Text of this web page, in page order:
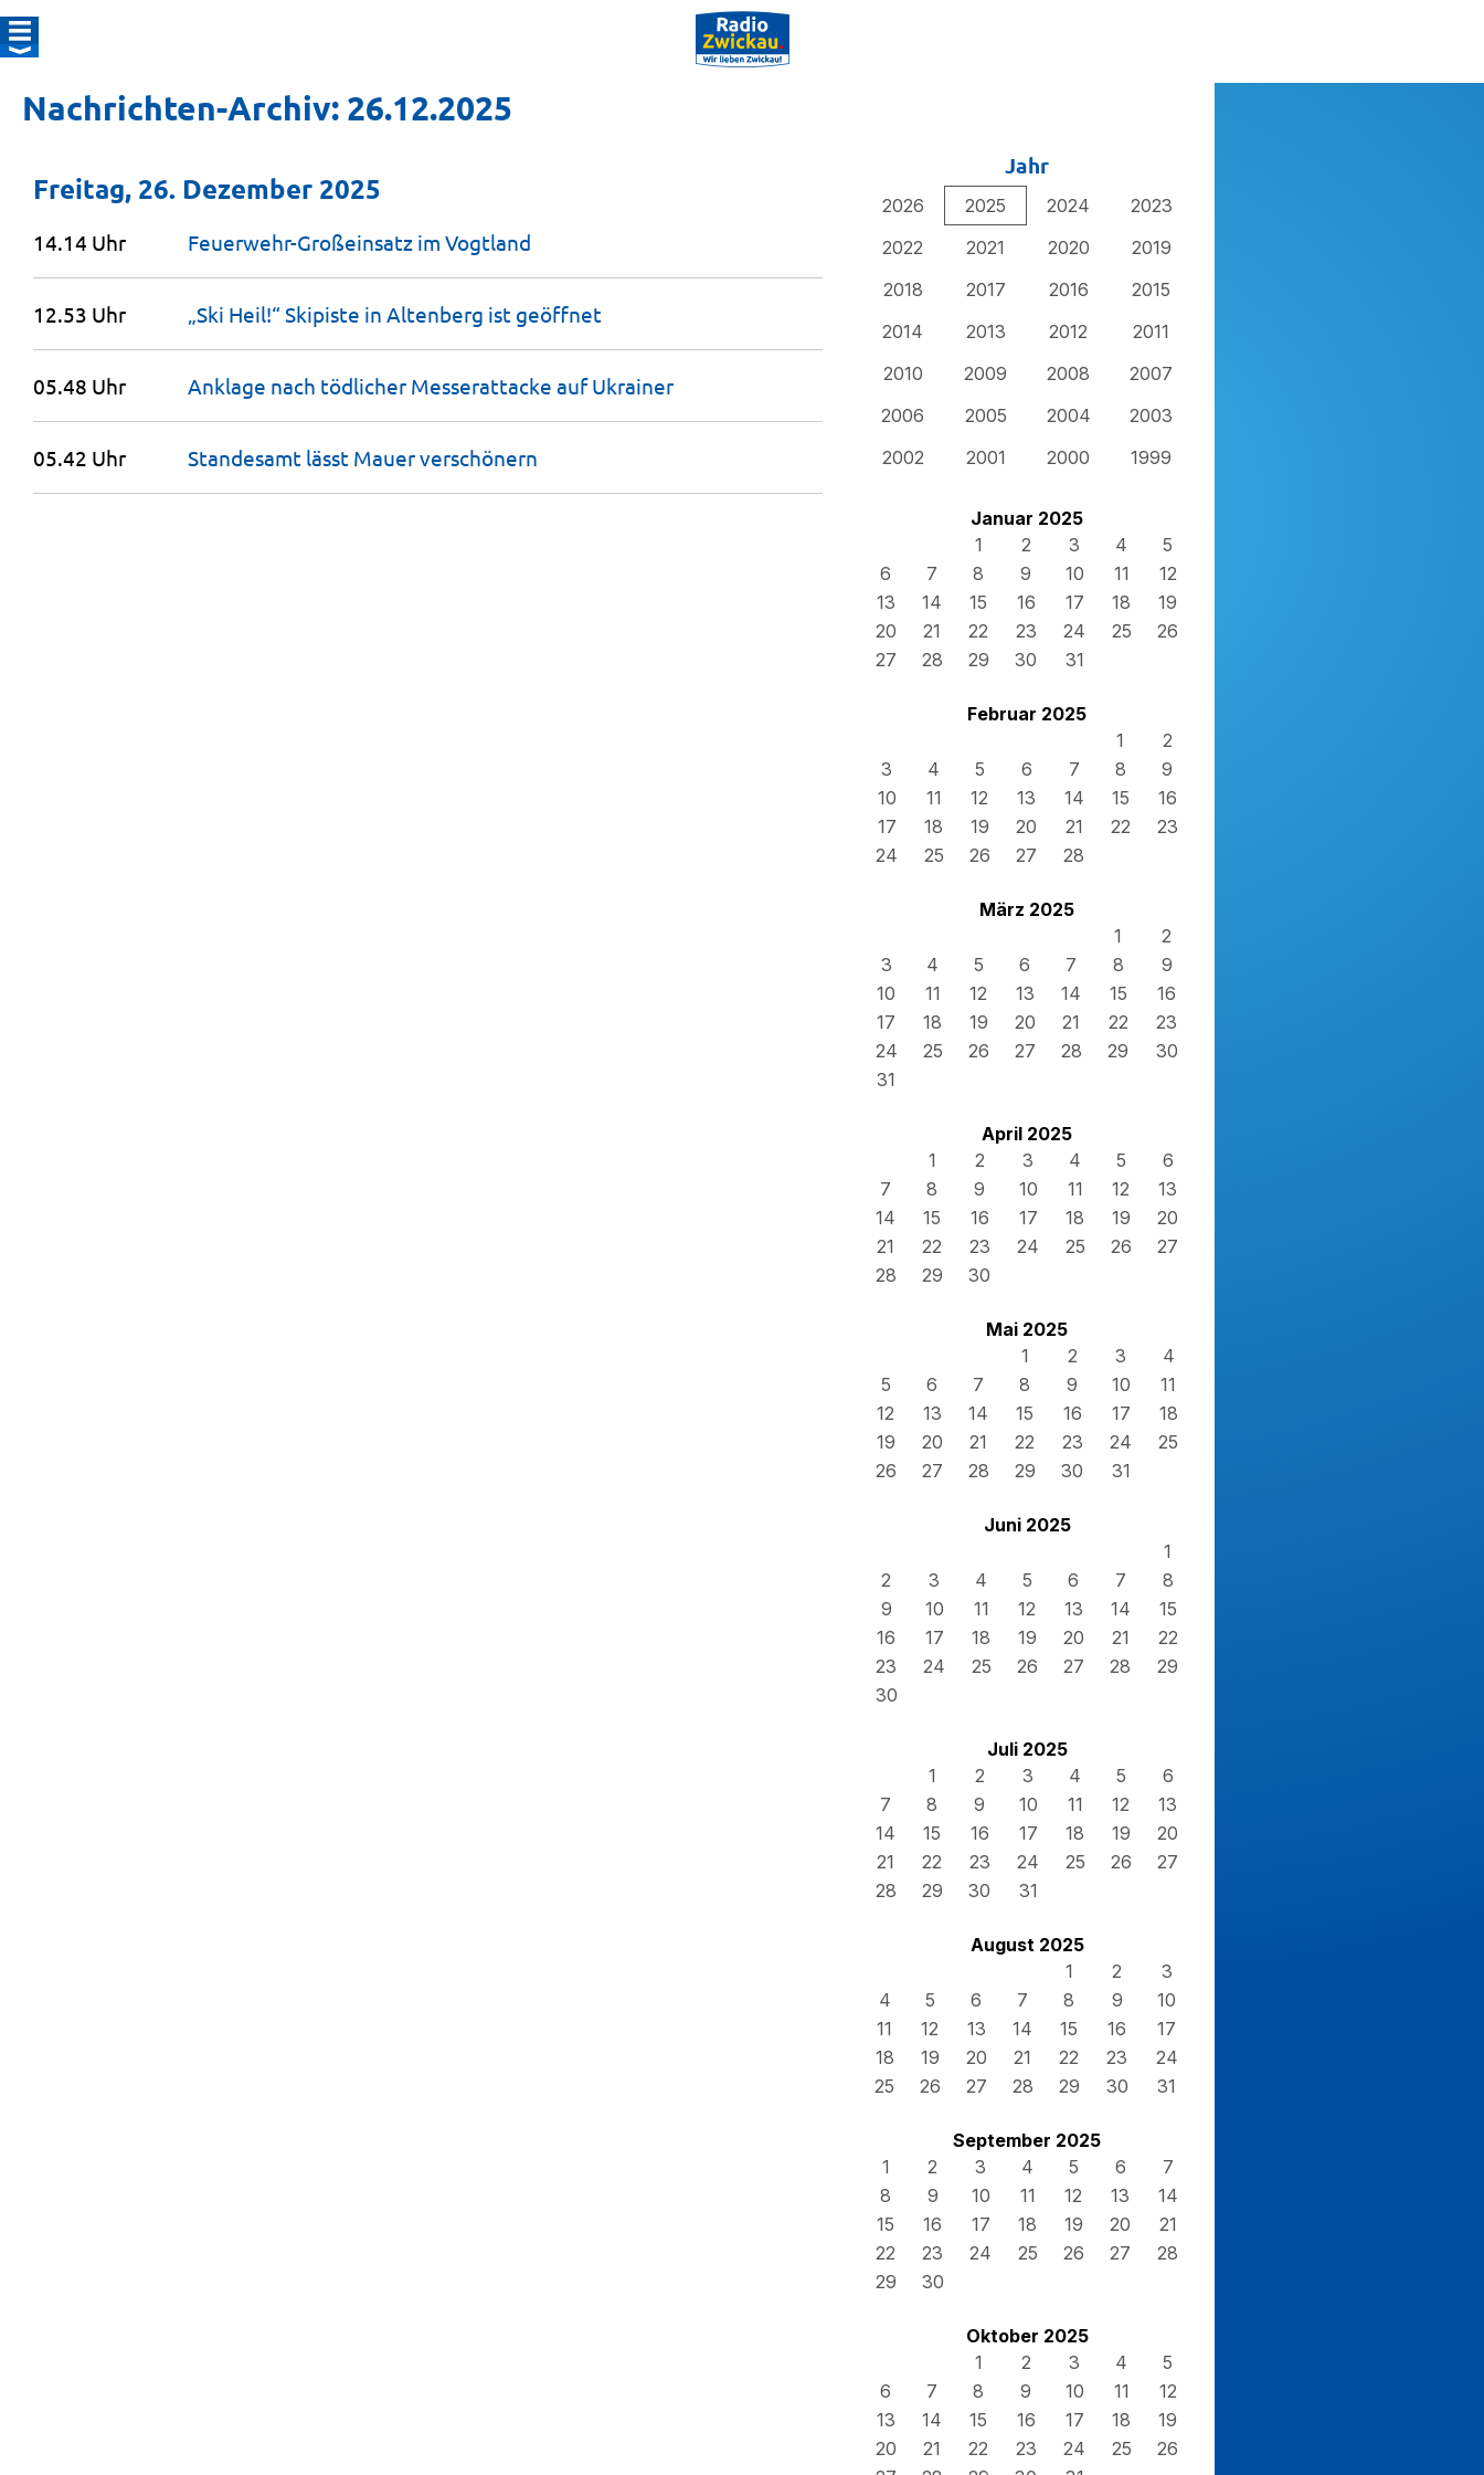
Nachrichten-Archiv: 26.12.2025
Jahr
2026 2025 2024
2023
2022
2021 2020
2019
2018
2017 2016
2015
2014
2013 2012
2011
2010
2009 2008
2007
2006
2005 2004
2003
2002
2001 2000 1999
Januar 2025
1
2 3 4
5
6
7 8 9 10 11
12
13
14 15 16 17 18
19
20
21 22 23 24 25
26
27
28 29 30 31
Februar 2025
1
2
3
4 5 6 7 8
9
10
11 12 13 14 15
16
17
18 19 20 21 22
23
24
25 26 27 28
März 2025
1
2
3
4 5 6 7 8
9
10
11 12 13 14 15
16
17
18 19 20 21 22
23
24
25 26 27 28 29
30
31
April 2025
1
2 3 4 5
6
7
8 9 10 11 12
13
14
15 16 17 18 19
20
21
22 23 24 25 26
27
28
29 30
Mai 2025
1
2 3
4
5
6 7 8 9 10
11
12
13 14 15 16 17
18
19
20 21 22 23 24
25
26
27 28 29 30 31
Juni 2025
1
2
3 4 5 6 7
8
9
10 11 12 13 14
15
16
17 18 19 20 21
22
23
24 25 26 27 28
29
30
Juli 2025
1
2 3 4 5
6
7
8 9 10 11 12
13
14
15 16 17 18 19
20
21
22 23 24 25 26
27
28
29 30 31
August 2025
1
2
3
4
5 6 7 8 9
10
11
12 13 14 15 16
17
18
19 20 21 22 23
24
25
26 27 28 29 30 31
September 2025
1
2 3 4 5 6
7
8
9 10 11 12 13
14
15
16 17 18 19 20
21
22
23 24 25 26 27
28
29
30
Oktober 2025
1
2 3 4
5
6
7 8 9 10 11
12
13
14 15 16 17 18
19
20
21 22 23 24 25
26
Freitag, 26. Dezember 2025
14.14 Uhr Feuerwehr-Großeinsatz im Vogtland
12.53 Uhr „Ski Heil!“ Skipiste in Altenberg ist geöffnet
05.48 Uhr Anklage nach tödlicher Messerattacke aufUkrainer
05.42 Uhr Standesamt lässt Mauerverschönern